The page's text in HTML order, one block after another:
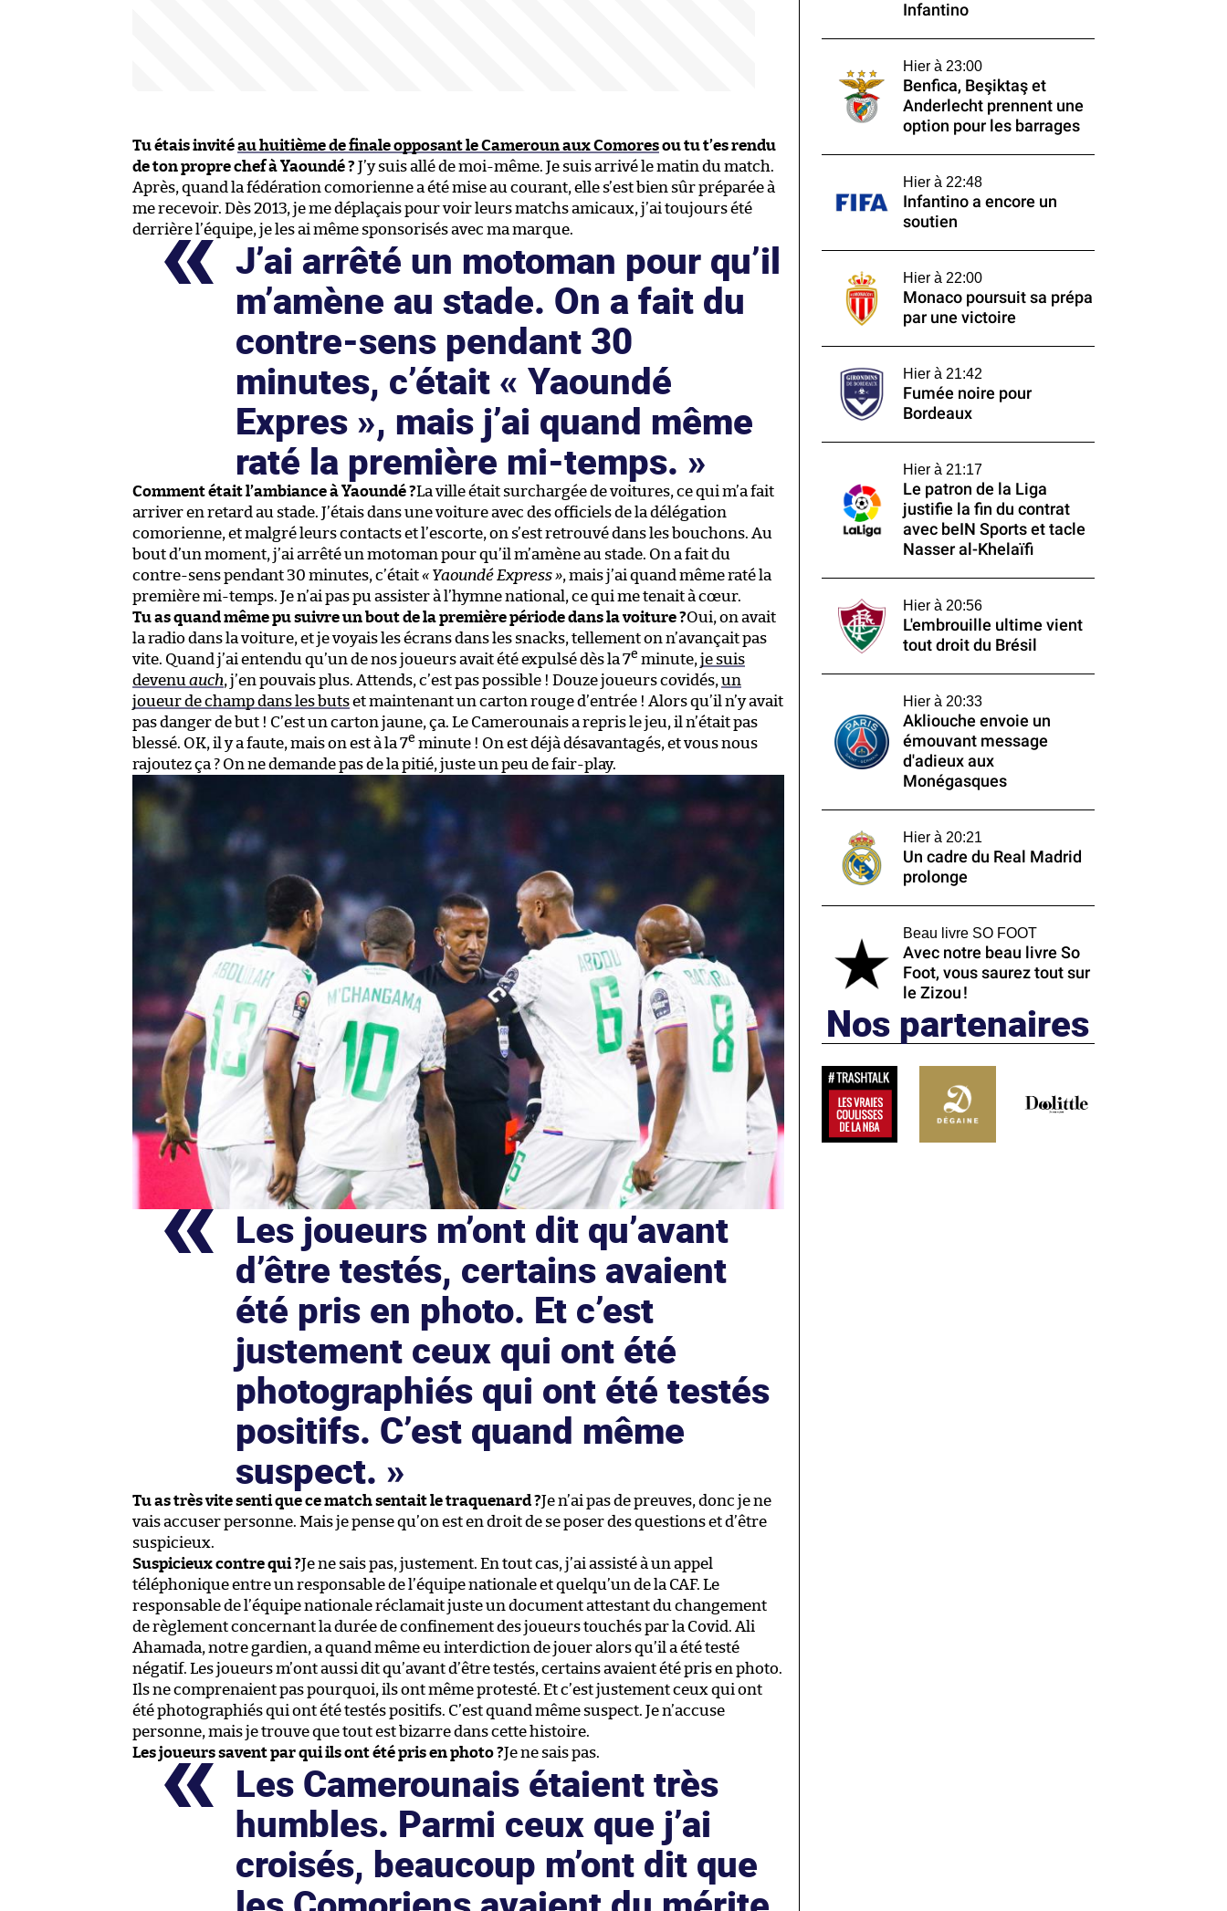
Tu étais invitéau huitième de finale opposant le Cameroun aux Comoresou tu t’es rendu
de ton propre chef à Yaoundé ? J’y suis allé de moi-même. Je suis arrivé le matin du match.
Après, quand la fédération comorienne a été mise au courant, elle s’est bien sûr préparée à
me recevoir. Dès 2013, je me déplaçais pour voir leurs matchs amicaux, j’ai toujours été
derrière l’équipe, je les ai même sponsorisés avec ma marque.
J’ai arrêté un motoman pour qu’il
m’amène au stade. On a fait du
contre-sens pendant 30
minutes, c’était « Yaoundé
Expres », mais j’ai quand même
raté la première mi-temps.
Comment était l’ambiance à Yaoundé ?La ville était surchargée de voitures, ce qui m’a fait
arriver en retard au stade. J’étais dans une voiture avec des officiels de la délégation
comorienne, et malgré leurs contacts et l’escorte, on s’est retrouvé dans les bouchons. Au
bout d’un moment, j’ai arrêté un motoman pour qu’il m’amène au stade. On a fait du
contre-sens pendant 30 minutes, c’était« Yaoundé Express », mais j’ai quand même raté la
première mi-temps. Je n’ai pas pu assister à l’hymne national, ce qui me tenait à cœur.
Tu as quand même pu suivre un bout de la première période dans la voiture ?Oui, on avait
la radio dans la voiture, et je voyais les écrans dans les snacks, tellement on n’avançait pas
vite. Quand j’ai entendu qu’un de nos joueurs avait été expulsé dès la 7e minute, je suis
devenu auch, j’en pouvais plus. Attends, c’est pas possible ! Douze joueurs covidés, un
joueur de champ dans les butset maintenant un carton rouge d’entrée ! Alors qu’il n’y avait
pas danger de but ! C’est un carton jaune, ça. Le Camerounais a repris le jeu, il n’était pas
blessé. OK, il y a faute, mais on est à la 7e minute ! On est déjà désavantagés, et vous nous
rajoutez ça ? On ne demande pas de la pitié, juste un peu de fair-play.
Les joueurs m’ont dit qu’avant
d’être testés, certains avaient
été pris en photo. Et c’est
justement ceux qui ont été
photographiés qui ont été testés
positifs. C’est quand même
suspect.
Tu as très vite senti que ce match sentait le traquenard ?Je n’ai pas de preuves, donc je ne
vais accuser personne. Mais je pense qu’on est en droit de se poser des questions et d’être
suspicieux.
Suspicieux contre qui ?Je ne sais pas, justement. En tout cas, j’ai assisté à un appel
téléphonique entre un responsable de l’équipe nationale et quelqu’un de la CAF. Le
responsable de l’équipe nationale réclamait juste un document attestant du changement
de règlement concernant la durée de confinement des joueurs touchés par la Covid. Ali
Ahamada, notre gardien, a quand même eu interdiction de jouer alors qu’il a été testé
négatif. Les joueurs m’ont aussi dit qu’avant d’être testés, certains avaient été pris en photo.
Ils ne comprenaient pas pourquoi, ils ont même protesté. Et c’est justement ceux qui ont
été photographiés qui ont été testés positifs. C’est quand même suspect. Je n’accuse
personne, mais je trouve que tout est bizarre dans cette histoire.
Les joueurs savent par qui ils ont été pris en photo ?Je ne sais pas.
Les Camerounais étaient très
humbles. Parmi ceux que j’ai
croisés, beaucoup m’ont dit que
Infantino
Hier à 23:00
Benfica, Beşiktaş et
Anderlecht prennent une
option pour les barrages
Hier à 22:48
Infantino a encore un
soutien
Hier à 22:00
Monaco poursuit sa prépa
par une victoire
Hier à 21:42
Fumée noire pour
Bordeaux
Hier à 21:17
Le patron de la Liga
justifie la fin du contrat
avec beIN Sports et tacle
Nasser al-Khelaïfi
Hier à 20:56
L'embrouille ultime vient
tout droit du Brésil
Hier à 20:33
Akliouche envoie un
émouvant message
d'adieux aux
Monégasques
Hier à 20:21
Un cadre du Real Madrid
prolonge
Beau livre SO FOOT
Avec notre beau livre So
Foot, vous saurez tout sur
le Zizou !
Nos partenaires